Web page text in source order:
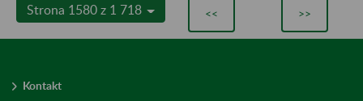
Strona 1580 z 1 718 << >>
Kontakt